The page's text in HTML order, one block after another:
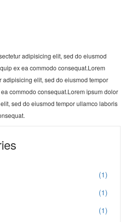
adipisicing elit, sed do eiusmod
ex ea commodo consequat.Lorem
adipisicing elit, sed do eiusmod tempor
commodo consequat.Lorem ipsum dolor
sed do eiusmod tempor ullamco laboris
(1)
(1)
(1)